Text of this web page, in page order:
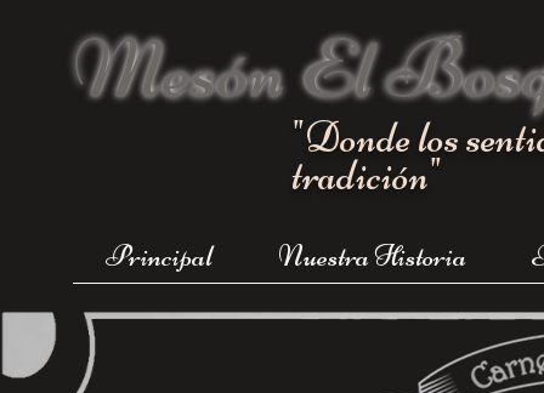
Mesón El
"Donde los
tradición"
Principal Nuestra Historia